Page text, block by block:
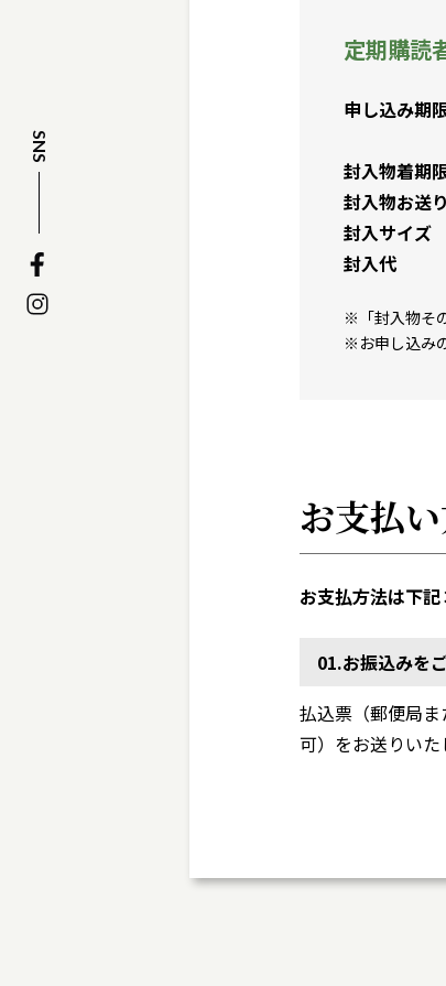
定期購読
申し込み期
封入物着期
封入物お送
封入サイズ
封入代
※「封入物そ
※お申し込み
お支払
お支払方法は下記
01.お振込みを
払込票（郵便局
可）をお送りいた